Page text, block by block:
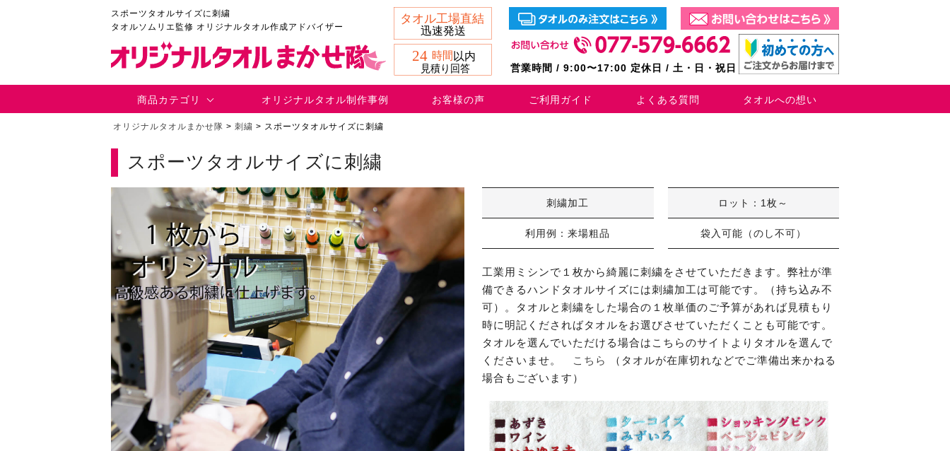
スポーツタオルサイズに刺繍
タオルソムリエ監修 オリジナルタオル作成アドバイザー
営業時間 / 9:00〜17:00 定休日 / 土・日・祝日
商品カテゴリ オリジナルタオル制作事例 お客様の声 ご利用ガイド よくある質問 タオルへの想い
オリジナルタオルまかせ隊 > 刺繍 > スポーツタオルサイズに刺繍
スポーツタオルサイズに刺繍
刺繍加工 ロット：1枚～
利用例：来場粗品 袋入可能（のし不可）
工業用ミシンで１枚から綺麗に刺繍をさせていただきます。弊社が準
備できるハンドタオルサイズには刺繍加工は可能です。（持ち込み不
可）。タオルと刺繍をした場合の１枚単価のご予算があれば見積もり
時に明記くださればタオルをお選びさせていただくことも可能です。
タオルを選んでいただける場合はこちらのサイトよりタオルを選んで
くださいませ。 こちら
（タオルが在庫切れなどでご準備出来かねる
場合もございます）